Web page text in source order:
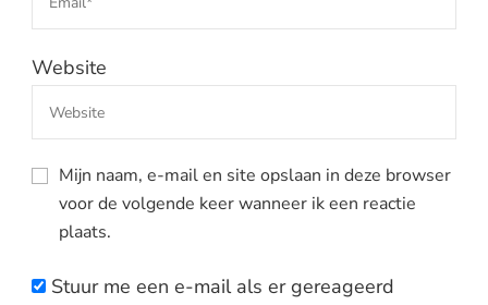
Website
Mijn naam, e-mail en site opslaan in deze browser
voor de volgende keer wanneer ik een reactie
plaats.
Stuur me een e-mail als er gereageerd